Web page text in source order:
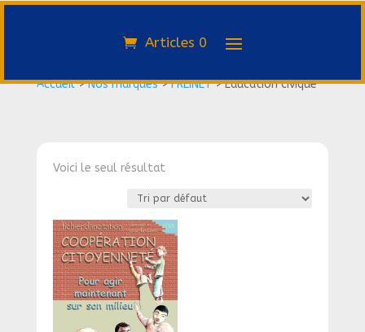
Articles 0
Accueil>Nos marques>FREINET>Éducation civique
Voici le seul résultat